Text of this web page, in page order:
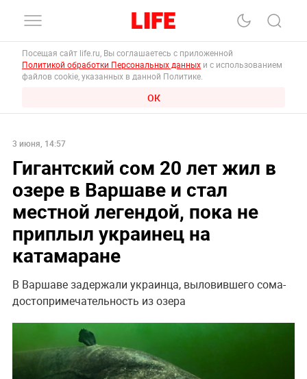
Посещая сайт life.ru, Вы соглашаетесь с приложенной
Политикой обработки Персональных данных и с использованием
файлов cookie, указанных в данной Политике.
ОК
3 июня, 14:57
Гигантский сом 20 лет жил в
озере в Варшаве и стал
местной легендой, пока не
приплыл украинец на
катамаране
В Варшаве задержали украинца, выловившего сома-
достопримечательность из озера